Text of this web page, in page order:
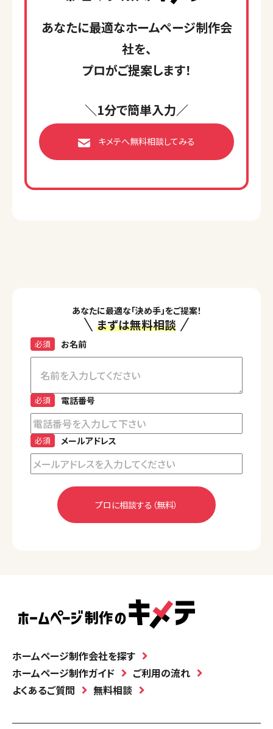
あなたに最適なホームページ制作会
社を、
プロがご提案します！
＼1分で簡単入力／
キメテへ無料相談してみる
あなたに最適な「決め手」をご提案！
まずは無料相談
お名前
必須
電話番号
必須
メールアドレス
必須
ホームページ制作会社を探す
ホームページ制作ガイド
ご利用の流れ
よくあるご質問
無料相談